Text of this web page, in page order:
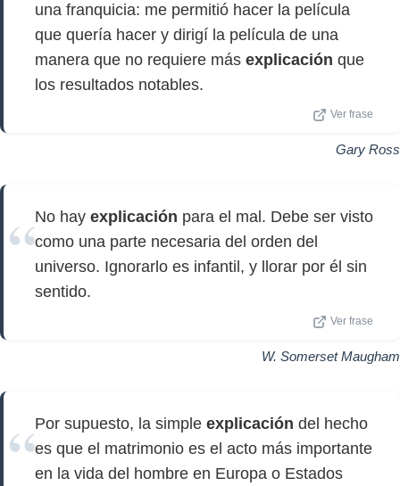
una franquicia: me permitió hacer la película
que quería hacer y dirigí la película de una
manera que no requiere más explicación que
los resultados notables.
Ver frase
Gary Ross
No hay explicación para el mal. Debe ser visto
como una parte necesaria del orden del
universo. Ignorarlo es infantil, y llorar por él sin
sentido.
Ver frase
W. Somerset Maugham
Por supuesto, la simple explicación del hecho
es que el matrimonio es el acto más importante
en la vida del hombre en Europa o Estados